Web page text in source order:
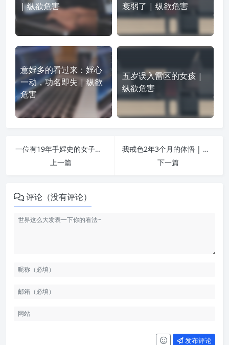
| 纵欲危害
衰弱了 | 纵欲危害
意婬多的看过来：婬心
一动，功名即失 | 纵欲
危害
五岁误入雷区的女孩 |
纵欲危害
一位有19年手婬史的女子告诫：赶紧戒了吧！ | 纵欲危害
上一篇
我戒色2年3个月的体悟 | 纵欲危害
下一篇
评论（没有评论）
发布评论